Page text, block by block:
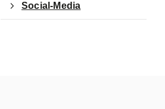
Social-Media
Von-Hünefeld-Straße 12
50829 Köln